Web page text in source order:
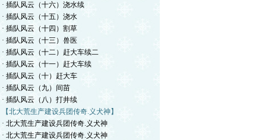
· 插队风云（十六）浇水续
· 插队风云（十五）浇水
· 插队风云（十四）割草
· 插队风云（十三）兽医
· 插队风云（十二）赶大车续二
· 插队风云（十一）赶大车续
· 插队风云（十）赶大车
· 插队风云（九）间苗
· 插队风云（八）打井续
【北大荒生产建设兵团传奇.义犬神】
· 北大荒生产建设兵团传奇.义犬神
· 北大荒生产建设兵团传奇.义犬神